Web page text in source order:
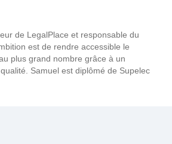
de LegalPlace et responsable du
est de rendre accessible le
plus grand nombre grâce à un
Samuel est diplômé de Supelec